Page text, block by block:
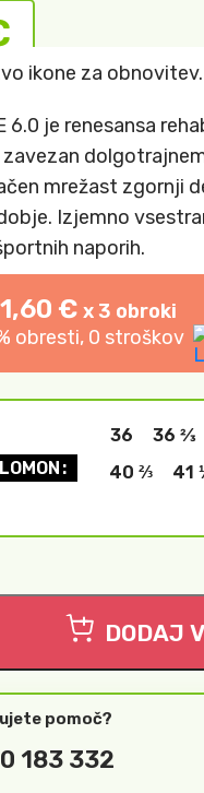
ikone za obnovitev.
6.0 je renesansa
zavezan
mrežast zgornji
Izjemno
naporih.
€ x 3 obroki
obresti, 0 stroškov
36 36 2⁄3
40 ⅔
41
DODAJ
pomoč?
183 332